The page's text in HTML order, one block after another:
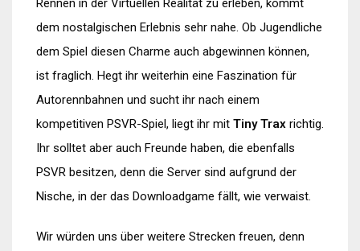
Rennen in der Virtuellen Realität zu erleben, kommt
dem nostalgischen Erlebnis sehr nahe. Ob Jugendliche
dem Spiel diesen Charme auch abgewinnen können,
ist fraglich. Hegt ihr weiterhin eine Faszination für
Autorennbahnen und sucht ihr nach einem
kompetitiven PSVR-Spiel, liegt ihr mit Tiny Trax richtig.
Ihr solltet aber auch Freunde haben, die ebenfalls
PSVR besitzen, denn die Server sind aufgrund der
Nische, in der das Downloadgame fällt, wie verwaist.
Wir würden uns über weitere Strecken freuen, denn